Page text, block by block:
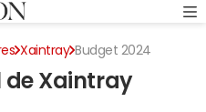
Xaintray Budget 2024
de Xaintray